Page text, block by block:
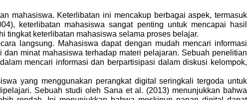
mahasiswa. Keterlibatan ini mencakup berbagai aspek, termasuk
keterlibatan mahasiswa sangat penting untuk mencapai hasil
tingkat keterlibatan mahasiswa selama proses belajar.
langsung. Mahasiswa dapat dengan mudah mencari informasi
minat mahasiswa terhadap materi pelajaran. Sebuah penelitian
mencari informasi dan berpartisipasi dalam diskusi kelompok,
yang menggunakan perangkat digital seringkali tergoda untuk
Sebuah studi oleh Sana et al. (2013) menunjukkan bahwa